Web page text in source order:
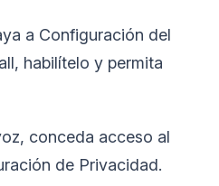
a Configuración del
habilítelo y permita
conceda acceso al
de Privacidad.